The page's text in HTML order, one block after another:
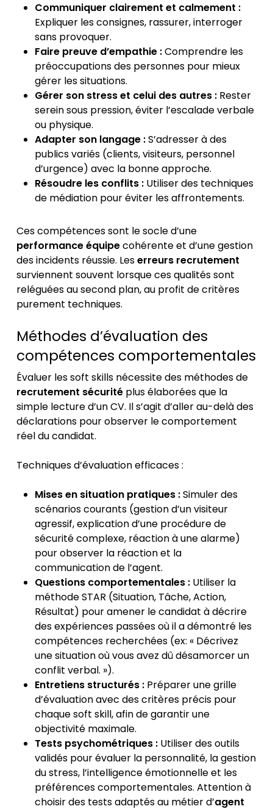
Communiquer clairement et calmement :
Expliquer les consignes, rassurer, interroger
sans provoquer.
Faire preuve d’empathie :Comprendre les
préoccupations des personnes pour mieux
gérer les situations.
Gérer son stress et celui des autres :Rester
serein sous pression, éviter l’escalade verbale
ou physique.
Adapter son langage :S’adresser à des
publics variés (clients, visiteurs, personnel
d’urgence) avec la bonne approche.
Résoudre les conflits :Utiliser des techniques
de médiation pour éviter les affrontements.
Ces compétences sont le socle d’une
performance équipecohérente et d’une gestion
des incidents réussie. Leserreurs recrutement
surviennent souvent lorsque ces qualités sont
reléguées au second plan, au profit de critères
purement techniques.
Méthodes d’évaluation des
compétences comportementales
Évaluer les soft skills nécessite des méthodes de
recrutement sécuritéplus élaborées que la
simple lecture d’un CV. Il s’agit d’aller au-delà des
déclarations pour observer le comportement
réel du candidat.
Techniques d’évaluation efficaces :
Mises en situation pratiques :Simuler des
scénarios courants (gestion d’un visiteur
agressif, explication d’une procédure de
sécurité complexe, réaction à une alarme)
pour observer la réaction et la
communication de l’agent.
Questions comportementales :Utiliser la
méthode STAR (Situation, Tâche, Action,
Résultat) pour amener le candidat à décrire
des expériences passées où il a démontré les
compétences recherchées (ex: « Décrivez
une situation où vous avez dû désamorcer un
conflit verbal. »).
Entretiens structurés :Préparer une grille
d’évaluation avec des critères précis pour
chaque soft skill, afin de garantir une
objectivité maximale.
Tests psychométriques :Utiliser des outils
validés pour évaluer la personnalité, la gestion
du stress, l’intelligence émotionnelle et les
préférences comportementales. Attention à
choisir des tests adaptés au métier d’agent